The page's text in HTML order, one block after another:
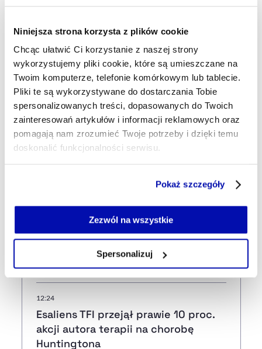
Niniejsza strona korzysta z plików cookie
Chcąc ułatwić Ci korzystanie z naszej strony
wykorzystujemy pliki cookie, które są umieszczane na
Twoim komputerze, telefonie komórkowym lub tablecie.
Pliki te są wykorzystywane do dostarczania Tobie
spersonalizowanych treści, dopasowanych do Twoich
zainteresowań artykułów i informacji reklamowych oraz
pomagają nam zrozumieć Twoje potrzeby i dzięki temu
doskonalić funkcjonalności serwisu.
Jeżeli nie wyrażasz zgody na zapisywanie plików cookie,
możesz łatwo zarządzać swoimi uprawnieniami, np. we
własnej przeglądarce internetowej lub po wybraniu opcji
Pokaż szczegóły
Zezwól na wszystkie
Spersonalizuj
prowokacjami. Możliwe
wykorzystanie ukraińskich dronów
20 min temu
Ceny złota są najwyższe od czerwca.
Według analityków, mogą przebić 5
tys. dolarów za uncję
Wkrótce poleci na orbitę na
pokładzie rakiety SpaceX
12:31
Prokuratura zajęła się cyberatakiem
na Żabkę
12:24
Esaliens TFI przejął prawie 10 proc.
akcji autora terapii na chorobę
Huntingtona